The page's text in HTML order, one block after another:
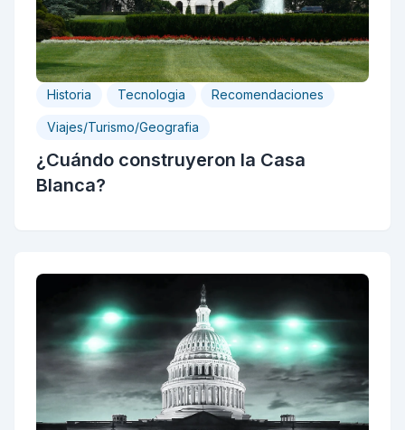
Historia Tecnologia Recomendaciones
Viajes/Turismo/Geografia
¿Cuándo construyeron la Casa
Blanca?